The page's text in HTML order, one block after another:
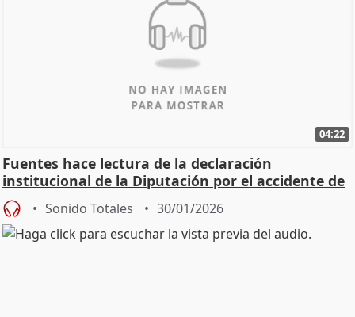
04:22
Fuentes hace lectura de la declaración
institucional de la Diputación por el accidente de
Adamuz
Sonido Totales 30/01/2026